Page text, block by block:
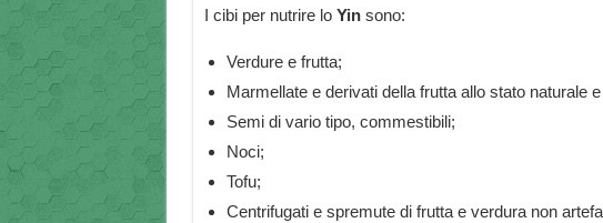
I cibi per nutrire lo Yinsono:
Verdure e frutta;
Marmellate e derivati della frutta allo stato naturale
Semi di vario tipo, commestibili;
Noci;
Tofu;
Centrifugati e spremute di frutta e verdura non